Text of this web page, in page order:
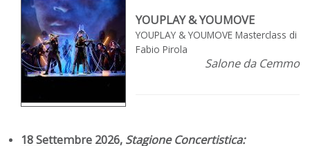
YOUPLAY & YOUMOVE
YOUPLAY & YOUMOVE Masterclass di
Fabio Pirola
Salone da Cemmo
18 Settembre 2026, Stagione Concertistica: